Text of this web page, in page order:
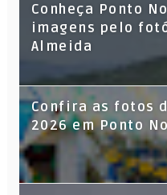
Conheça Ponto
imagens pelo
Almeida
Confira as fotos
2026 em Ponto